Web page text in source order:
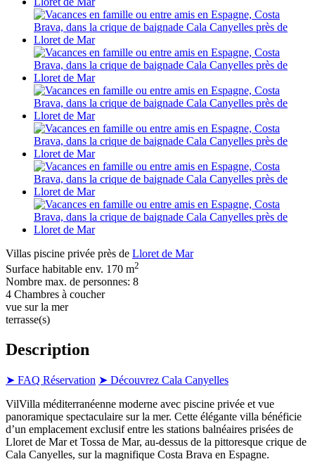
Villas piscine privée près de Lloret de Mar
Surface habitable env. 170 m2
Nombre max. de personnes: 8
4 Chambres à coucher
vue sur la mer
terrasse(s)
Description
➤ FAQ Réservation ➤ Découvrez Cala Canyelles
VilVilla méditerranéenne moderne avec piscine privée et vue
panoramique spectaculaire sur la mer. Cette élégante villa bénéficie
d’un emplacement exclusif entre les stations balnéaires prisées de
Lloret de Mar et Tossa de Mar, au-dessus de la pittoresque crique de
Cala Canyelles, sur la magnifique Costa Brava en Espagne.